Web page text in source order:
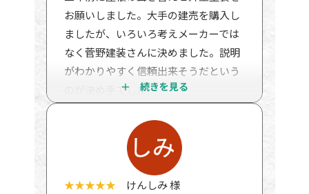
お願いしました。大手の建売を購入し
ましたが、いろいろ考えメーカーでは
なく菅野建装さんに決めました。説明
がわかりやすく信頼出来そうだという
のが決め手でした。
先日メーカーの方から保証を継続する
ため検査をしたいとのことで、検査を
していただくことになりました。
結果が出ましたので報告させてくださ
い。
★★★★★ けんしみ 様